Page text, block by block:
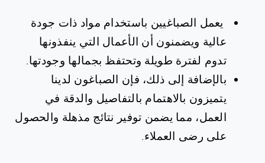
يعمل الصباغيين باستخدام مواد ذات جودة
عالية ويضمنون أن الأعمال التي ينفذونها
تدوم لفترة طويلة وتحتفظ بجمالها وجودتها.
بالإضافة إلى ذلك، فإن الصباغون لدينا
يتميزون بالاهتمام بالتفاصيل والدقة في
العمل، مما يضمن توفير نتائج مذهلة والحصول
على رضى العملاء.